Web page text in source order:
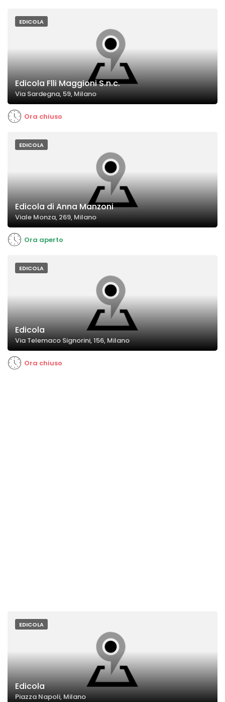
EDICOLA
Edicola Flli Maggioni S.n.c.
Via Sardegna, 59, Milano
Ora chiuso
EDICOLA
Edicola di Anna Manzoni
Viale Monza, 269, Milano
Ora aperto
EDICOLA
Edicola
Via Telemaco Signorini, 156, Milano
Ora chiuso
EDICOLA
Edicola
Piazza Napoli, Milano